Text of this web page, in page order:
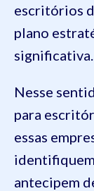
escritórios
plano
significativa.
Nesse
para
essas
antecipem